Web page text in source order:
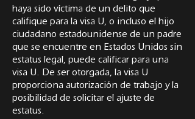
haya sido víctima de un delito que
califique para la visa U, o incluso el hijo
ciudadano estadounidense de un padre
que se encuentre en Estados Unidos sin
estatus legal, puede calificar para una
visa U. De ser otorgada, la visa U
proporciona autorización de trabajo y la
posibilidad de solicitar el ajuste de
estatus.